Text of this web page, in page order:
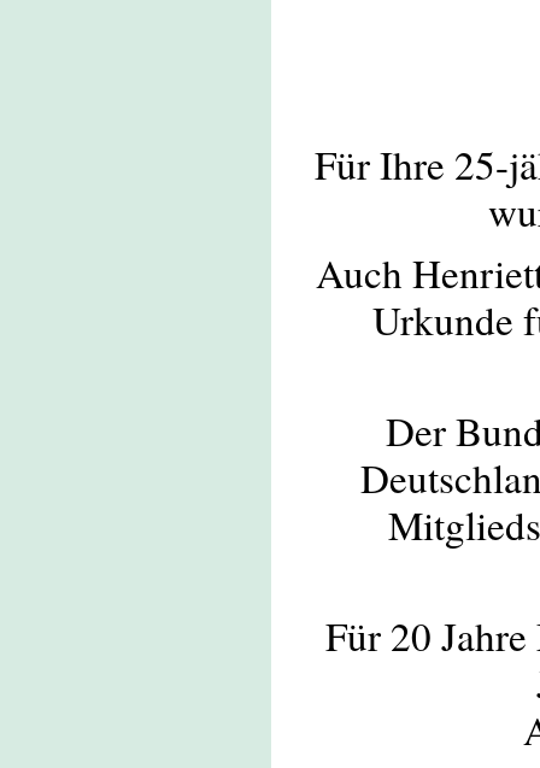
Für Ihre 25-
Auch
Urkunde
Der
Für 20